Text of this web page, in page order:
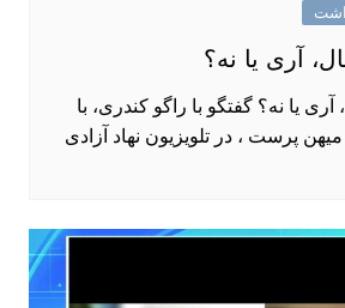
آری یا نه؟
یا نه؟ گفتگو با راگو کندری، با
پرست ، در تلویزیون نهاد آزادی